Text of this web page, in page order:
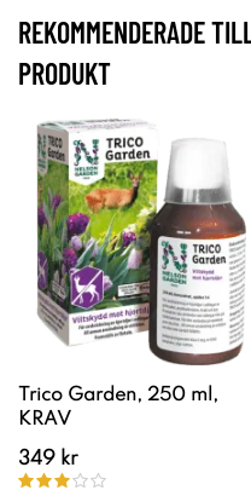
REKOMMENDERADE
PRODUKT
Trico Garden, 250 ml,
KRAV
349 kr